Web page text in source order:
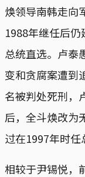
焕领导南韩走向
1988年继任后
总统直选。卢泰
变和贪腐案遭到
名被判处死刑，
后，全斗焕改为
过在1997年时任
相较于尹锡悦，